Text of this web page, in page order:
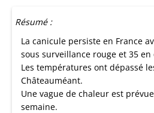
Résumé :
La canicule persiste en France
sous surveillance rouge et 35 en
Les températures ont dépassé
Châteauméant.
Une vague de chaleur est
semaine.